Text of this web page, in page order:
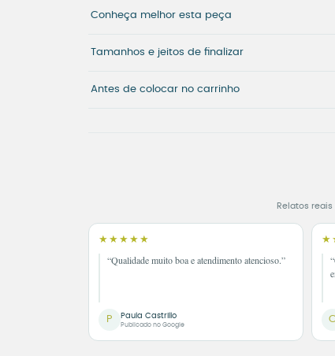
Conheça melhor esta peça
Tamanhos e jeitos de finalizar
Antes de colocar no carrinho
Relatos
★★★★★
“Qualidade muito boa e atendimento atencioso.”
P Paula Castrillo
Publicado no Google
C